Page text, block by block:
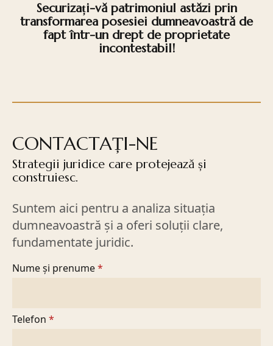
Securizați-vă patrimoniul astăzi prin
transformarea posesiei dumneavoastră de
fapt într-un drept de proprietate
incontestabil!
CONTACTAȚI-NE
Strategii juridice care protejează și
construiesc.
Suntem aici pentru a analiza situația
dumneavoastră și a oferi soluții clare,
fundamentate juridic.
Nume și prenume*
Telefon *